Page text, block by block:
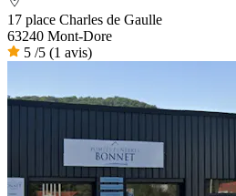
17 place Charles de Gaulle
63240 Mont-Dore
5 /5 (1 avis)